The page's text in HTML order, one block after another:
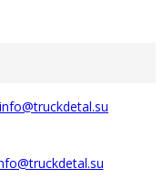
info@truckdetal.su